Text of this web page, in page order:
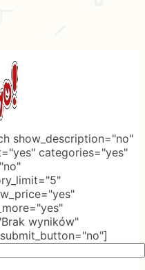
show_description="no"
categories="yes"
wyników"